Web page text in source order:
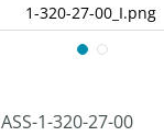
1-320-27-00_I.png
ASS-1-320-27-00